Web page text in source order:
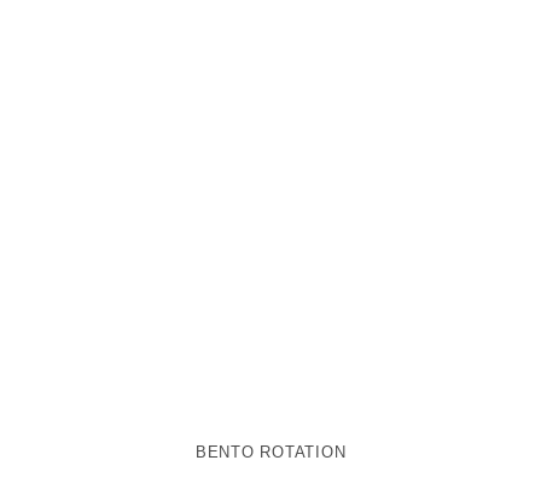
BENTO ROTATION